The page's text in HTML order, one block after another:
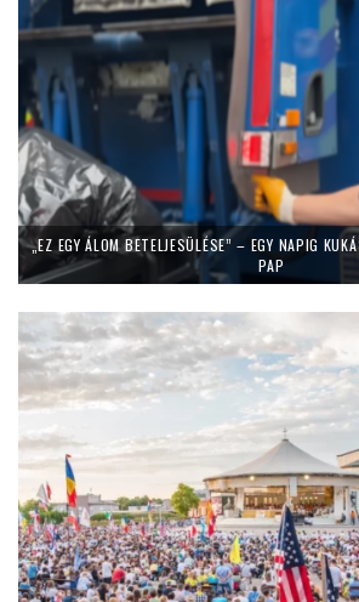
„EZ EGY ÁLOM BETELJESÜLÉSE” – EGY NAPIG
PAP